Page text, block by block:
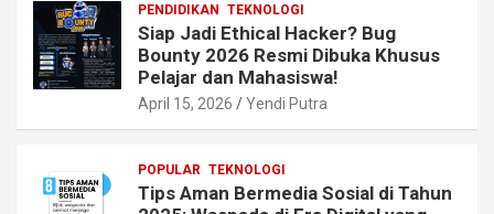
PENDIDIKAN TEKNOLOGI
Siap Jadi Ethical Hacker? Bug
Bounty 2026 Resmi Dibuka Khusus
Pelajar dan Mahasiswa!
April 15, 2026 Yendi Putra
POPULAR TEKNOLOGI
Tips Aman Bermedia Sosial di Tahun